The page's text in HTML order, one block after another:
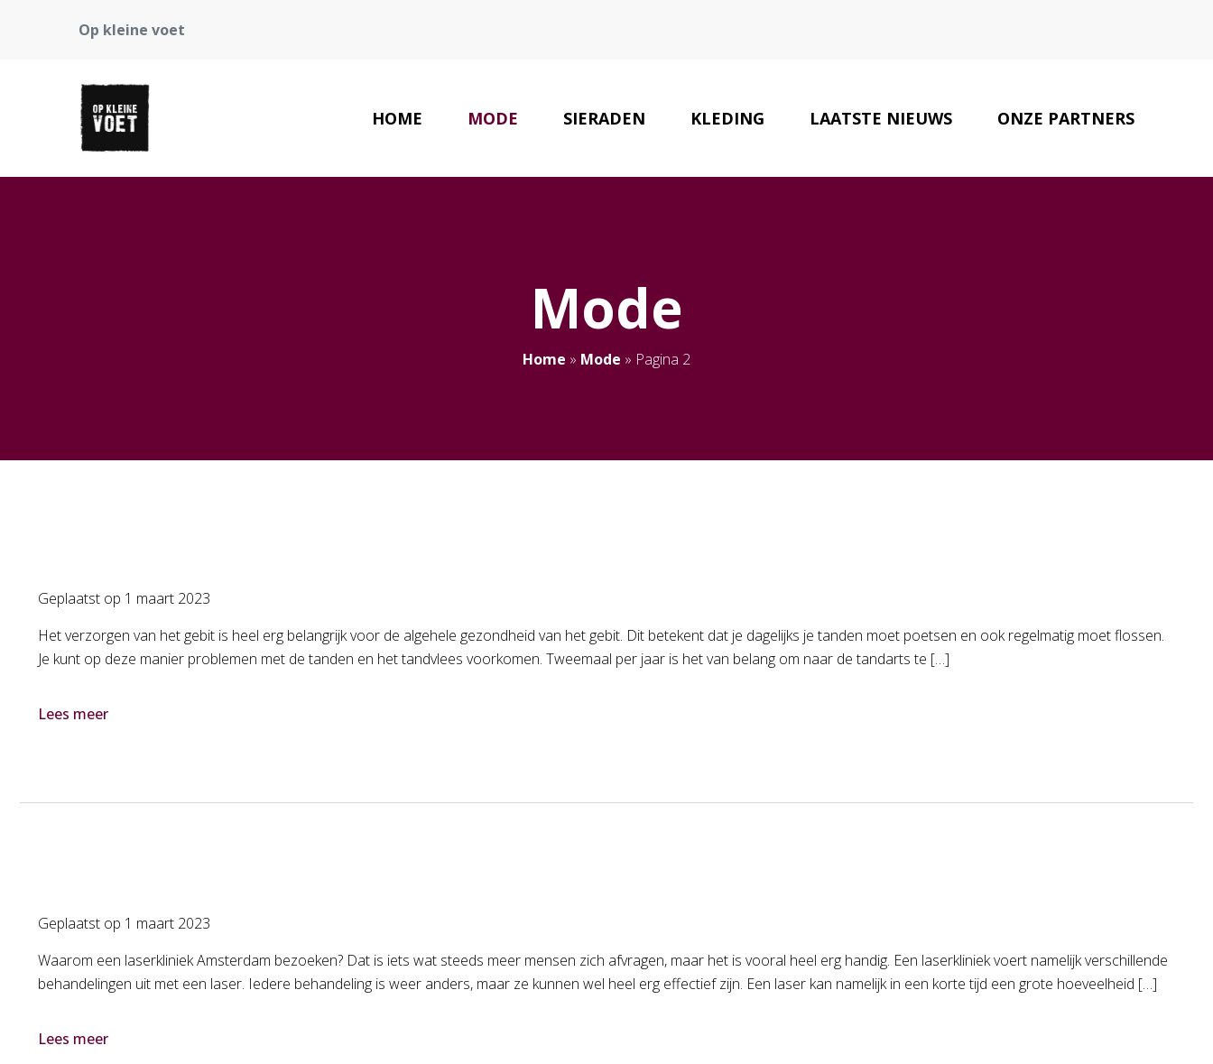
Op kleine voet
HOME MODE SIERADEN KLEDING LAATSTE NIEUWS ONZE PARTNERS
Mode
Home » Mode » Pagina 2
Geplaatst op 1 maart 2023
Het verzorgen van het gebit is heel erg belangrijk voor de algehele gezondheid van het gebit. Dit betekent dat je dagelijks je tanden moet poetsen en ook regelmatig moet flossen.
Je kunt op deze manier problemen met de tanden en het tandvlees voorkomen. Tweemaal per jaar is het van belang om naar de tandarts te […]
Lees meer
Geplaatst op 1 maart 2023
Waarom een laserkliniek Amsterdam bezoeken? Dat is iets wat steeds meer mensen zich afvragen, maar het is vooral heel erg handig. Een laserkliniek voert namelijk verschillende
behandelingen uit met een laser. Iedere behandeling is weer anders, maar ze kunnen wel heel erg effectief zijn. Een laser kan namelijk in een korte tijd een grote hoeveelheid […]
Lees meer